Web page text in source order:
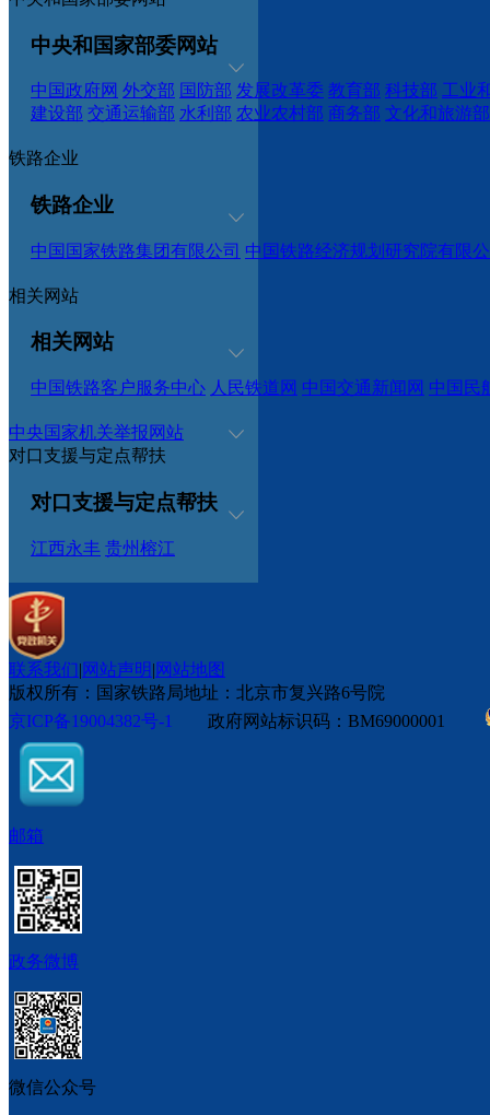
中央和国家部委网站
中国政府网 外交部 国防部 发展改革委 教育部 科技部 工业
建设部 交通运输部 水利部 农业农村部 商务部 文化和旅游部
铁路企业
铁路企业
中国国家铁路集团有限公司 中国铁路经济规划研究院有限
相关网站
相关网站
中国铁路客户服务中心 人民铁道网 中国交通新闻网 中国民
中央国家机关举报网站
对口支援与定点帮扶
对口支援与定点帮扶
江西永丰 贵州榕江
联系我们|网站声明|网站地图
版权所有：国家铁路局地址：北京市复兴路6号院
京ICP备19004382号-1
政府网站标识码：BM69000001
邮箱
政务微博
微信公众号